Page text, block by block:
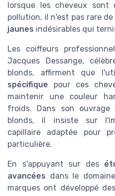
lorsque les cheveux
pollution, il n'est pas rare
jaunes indésirables qui
Les coiffeurs
Jacques Dessange,
blonds, affirment que
spécifique pour ces
maintenir une couleur
froids. Dans son
blonds, il insiste sur
capillaire adaptée pour
particulière.
En s'appuyant sur des
avancées dans le
marques ont développé